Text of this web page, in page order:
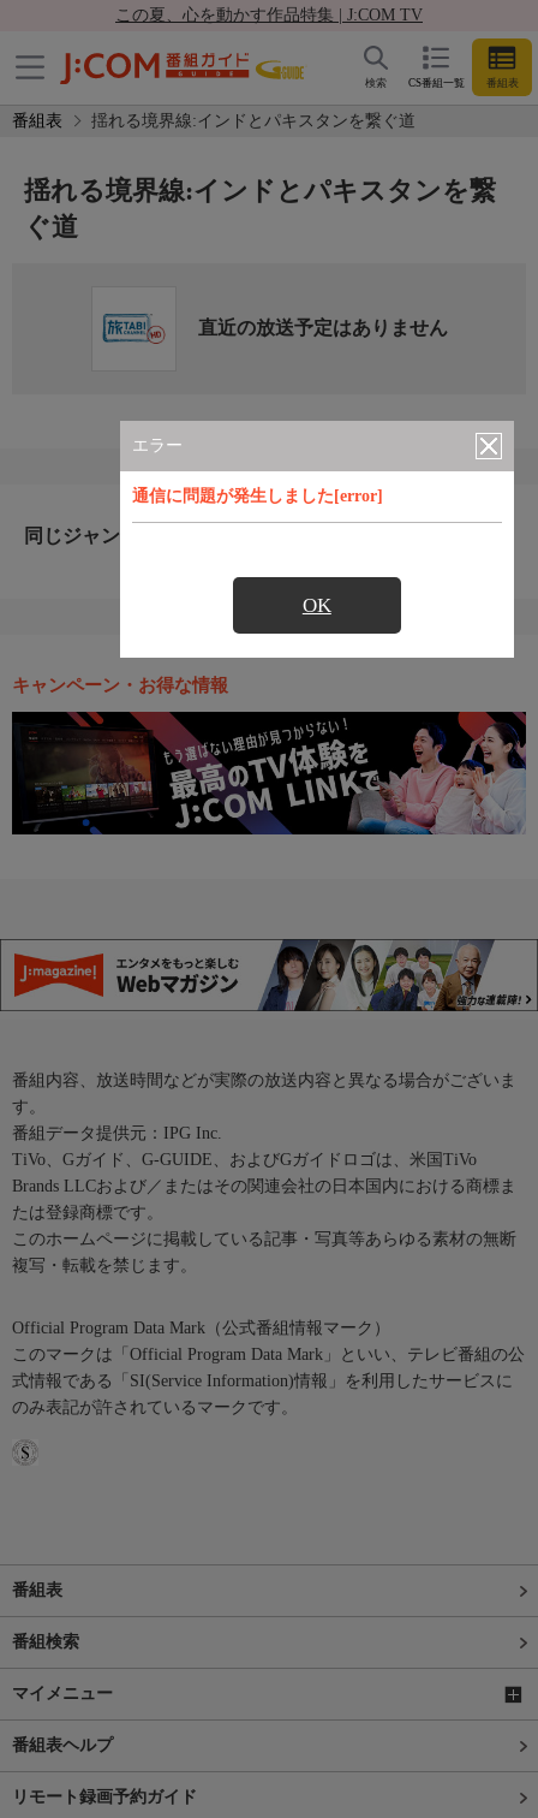
この夏、心を動かす作品特集 | J:COM TV
CS番組一覧 番組表
検索
番組表 揺れる境界線:インドとパキスタンを繋ぐ道
エラー
通信に問題が発生しました[error]
OK
揺れる境界線:インドとパキスタンを繋
ぐ道
直近の放送予定はありません
同じジャンルのおすすめ番組
キャンペーン・お得な情報
番組内容、放送時間などが実際の放送内容と異なる場合がございま
す。
番組データ提供元：IPG Inc.
TiVo、Gガイド、G-GUIDE、およびGガイドロゴは、米国TiVo
Brands LLCおよび／またはその関連会社の日本国内における商標ま
たは登録商標です。
このホームページに掲載している記事・写真等あらゆる素材の無断
複写・転載を禁じます。
Official Program Data Mark（公式番組情報マーク）
このマークは「Official Program Data Mark」といい、テレビ番組の公
式情報である「SI(Service Information)情報」を利用したサービスに
のみ表記が許されているマークです。
番組表
番組検索
マイメニュー
番組表ヘルプ
リモート録画予約ガイド